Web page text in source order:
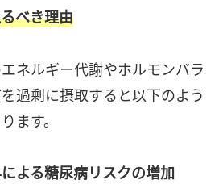
べき理由
ネルギー代謝やホルモンバラ
過剰に摂取すると以下のよう
ます。
よる糖尿病リスクの増加